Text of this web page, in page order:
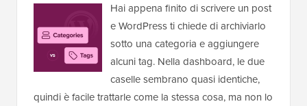
Hai appena finito di scrivere un post
e WordPress ti chiede di archiviarlo
sotto una categoria e aggiungere
alcuni tag. Nella dashboard, le due
caselle sembrano quasi identiche,
quindi è facile trattarle come la stessa cosa, ma non lo